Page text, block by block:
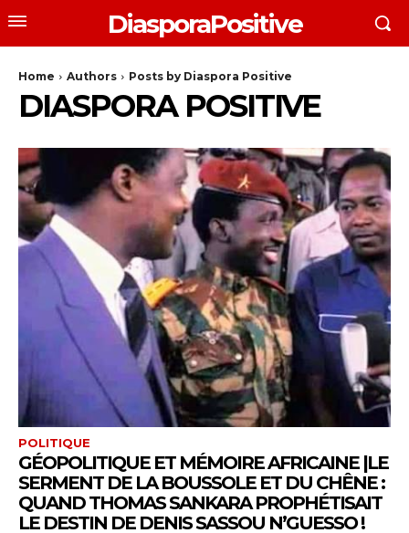
DiasporaPositive
Home Authors Posts by Diaspora Positive
DIASPORA POSITIVE
POLITIQUE
GÉOPOLITIQUE ET MÉMOIRE AFRICAINE |LE
SERMENT DE LA BOUSSOLE ET DU CHÊNE :
QUAND THOMAS SANKARA PROPHÉTISAIT
LE DESTIN DE DENIS SASSOU N’GUESSO !